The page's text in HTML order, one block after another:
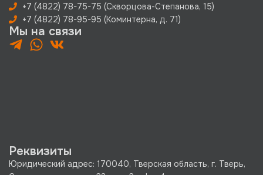
+7 (4822) 78-75-75 (Скворцова-Степанова, 15)
+7 (4822) 78-95-95 (Коминтерна, д. 71)
Мы на связи
Реквизиты
Юридический адрес: 170040, Тверская область, г. Тверь,